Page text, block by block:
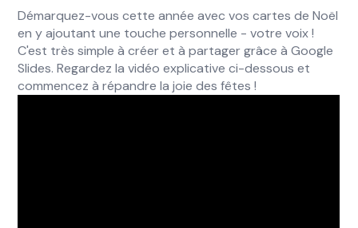
Démarquez-vous cette année avec vos cartes de Noël
en y ajoutant une touche personnelle - votre voix !
C'est très simple à créer et à partager grâce à Google
Slides. Regardez la vidéo explicative ci-dessous et
commencez à répandre la joie des fêtes !